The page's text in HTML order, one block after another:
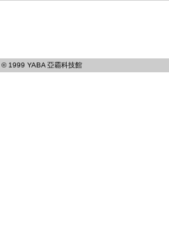
© 1999 YABA 亞霸科技館